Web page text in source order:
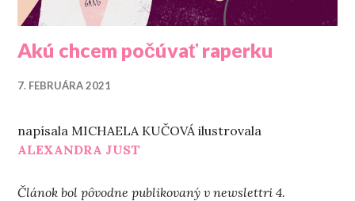
Akú chcem počúvať raperku
7. FEBRUÁRA 2021
napísala MICHAELA KUČOVÁ ilustrovala
ALEXANDRA JUST
Článok bol pôvodne publikovaný v newslettri 4.